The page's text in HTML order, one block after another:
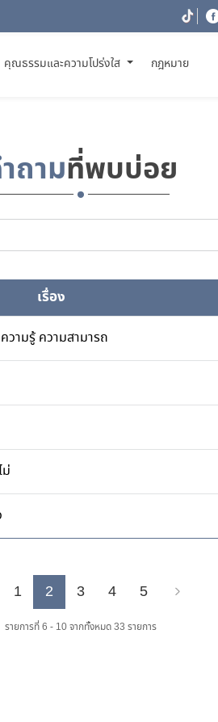
คุณธรรมและความโปร่งใส กฎหมาย
ถามที่พบบ่อย
เรื่อง
ามรู้ ความสามารถ
1 2 3 4 5
รายการที่ 6 - 10 จากทั้งหมด 33 รายการ